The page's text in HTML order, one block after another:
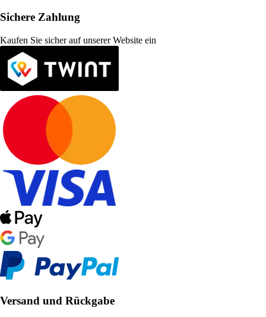
Sichere Zahlung
Kaufen Sie sicher auf unserer Website ein
Versand und Rückgabe